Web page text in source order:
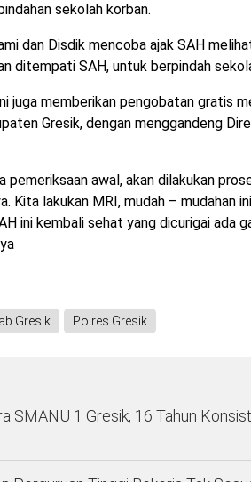
sekolah korban.
dan Disdik mencoba ajak SAH
ditempati SAH, untuk berpindah
juga memberikan pengobatan gratis
Gresik, dengan menggandeng
pemeriksaan awal, akan dilakukan
Kita lakukan MRI, mudah – mudahan
ini kembali sehat yang dicurigai ada
Gresik Polres Gresik
SMANU 1 Gresik, 16 Tahun